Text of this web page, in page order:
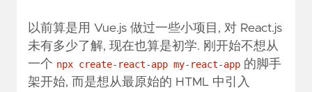
以前算是用 Vue.js 做过一些小项目, 对 React.js
未有多少了解, 现在也算是初学. 刚开始不想从
一个 npx create-react-app my-react-app 的脚手
架开始, 而是想从最原始的 HTML 中引入